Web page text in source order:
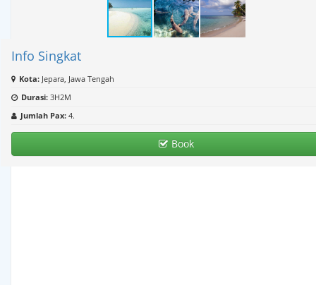
Info Singkat
Kota: Jepara, Jawa Tengah
Durasi: 3H2M
Jumlah Pax: 4.
Book